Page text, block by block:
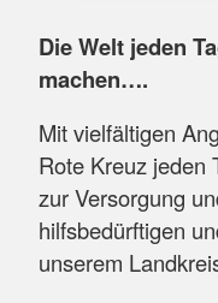
Die Welt jeden
machen….
Mit vielfältigen
Rote Kreuz jeden
zur Versorgung
hilfsbedürftigen
unserem